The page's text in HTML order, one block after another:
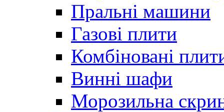
Пральні машини
Газові плити
Комбіновані
Винні шафи
Морозильна